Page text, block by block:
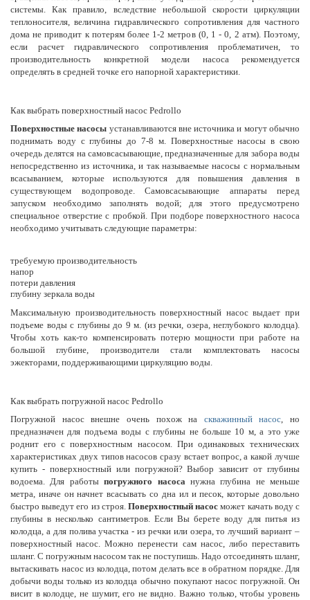
системы. Как правило, вследствие небольшой скорости циркуляции
теплоносителя, величина гидравлического сопротивления для частного
дома не приводит к потерям более 1-2 метров (0, 1 - 0, 2 атм). Поэтому,
если расчет гидравлического сопротивления проблематичен, то
производительность конкретной модели насоса рекомендуется
определять в средней точке его напорной характеристики.
Как выбрать поверхностный насос Pedrollo
Поверхностные насосы устанавливаются вне источника и могут обычно
поднимать воду с глубины до 7-8 м. Поверхностные насосы в свою
очередь делятся на самовсасывающие, предназначенные для забора воды
непосредственно из источника, и так называемые насосы с нормальным
всасыванием, которые используются для повышения давления в
существующем водопроводе. Самовсасывающие аппараты перед
запуском необходимо заполнять водой; для этого предусмотрено
специальное отверстие с пробкой. При подборе поверхностного насоса
необходимо учитывать следующие параметры:
требуемую производительность
напор
потери давления
глубину зеркала воды
Максимальную производительность поверхностный насос выдает при
подъеме воды с глубины до 9 м. (из речки, озера, неглубокого колодца).
Чтобы хоть как-то компенсировать потерю мощности при работе на
большой глубине, производители стали комплектовать насосы
эжекторами, поддерживающими циркуляцию воды.
Как выбрать погружной насос Pedrollo
Погружной насос внешне очень похож на скважинный насос, но
предназначен для подъема воды с глубины не больше 10 м, а это уже
роднит его с поверхностным насосом. При одинаковых технических
характеристиках двух типов насосов сразу встает вопрос, а какой лучше
купить - поверхностный или погружной? Выбор зависит от глубины
водоема. Для работыпогружного насосанужна глубина не меньше
метра, иначе он начнет всасывать со дна ил и песок, которые довольно
быстро выведут его из строя. Поверхностный насосможет качать воду с
глубины в несколько сантиметров. Если Вы берете воду для питья из
колодца, а для полива участка - из речки или озера, то лучший вариант –
поверхностный насос. Можно перенести сам насос, либо переставить
шланг. С погружным насосом так не поступишь. Надо отсоединять шланг,
вытаскивать насос из колодца, потом делать все в обратном порядке. Для
добычи воды только из колодца обычно покупают насос погружной. Он
висит в колодце, не шумит, его не видно. Важно только, чтобы уровень